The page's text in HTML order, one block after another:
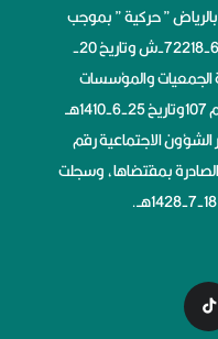
بالرياض ” حركية ” بموجب
خطاب وزارة الشؤون الإجتماعية رقم 6-72218-ش وتاريخ 20-
الجمعيات والمؤسسات
الخيرية الصادرة بقرار مجلس الوزراء رقم 107وتاريخ 25-6-1410هــ
الشؤون الاجتماعية رقم
والتعليمات الصادرة بمقتضاها، وسجلت